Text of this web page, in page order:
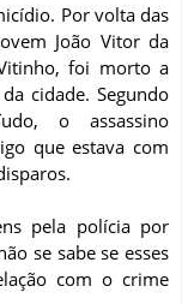
Por volta das
João Vitor da
foi morto a
cidade. Segundo
o assassino
que estava com
pela polícia por
se sabe se esses
com o crime